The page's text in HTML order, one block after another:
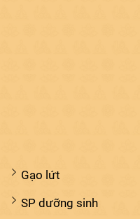
Gạo lứt
SP dưỡng sinh